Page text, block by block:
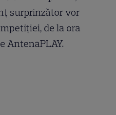
surprinzător vor
de la ora
AntenaPLAY.